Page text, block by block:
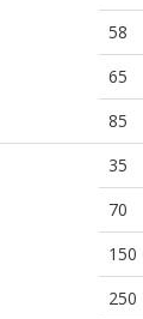
58
65
85
35
70
150
250